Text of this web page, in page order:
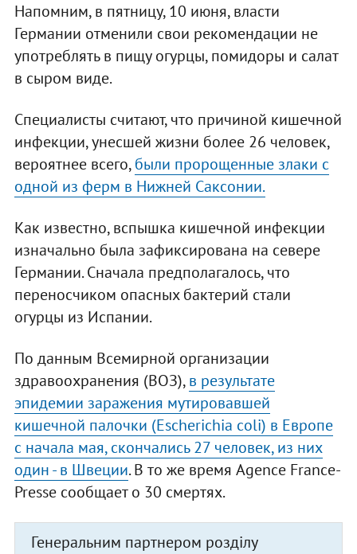
Напомним, в пятницу, 10 июня, власти
Германии отменили свои рекомендации не
употреблять в пищу огурцы, помидоры и салат
в сыром виде.
Специалисты считают, что причиной кишечной
инфекции, унесшей жизни более 26 человек,
вероятнее всего,были пророщенные злаки с
одной из ферм в Нижней Саксонии.
Как известно, вспышка кишечной инфекции
изначально была зафиксирована на севере
Германии. Сначала предполагалось, что
переносчиком опасных бактерий стали
огурцы из Испании.
По данным Всемирной организации
здравоохранения (ВОЗ),в результате
эпидемии заражения мутировавшей
кишечной палочки (Escherichia coli) в Европе
с начала мая, скончались 27 человек, из них
один - в Швеции. В то же время Agence France-
Presse сообщает о 30 смертях.
Генеральним партнером розділу